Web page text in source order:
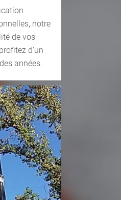
notre
de vos
d'un
années.